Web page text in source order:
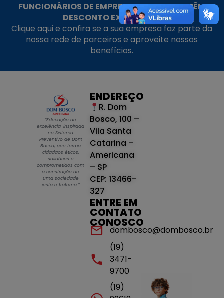
FUNCIONÁRIOS DE EMPRESAS PARCEIRAS TÊM
DESCONTO EXCLUSIVO!
Clique aqui e confira se a sua empresa faz parte da
nossa rede de parceiros e aproveite nossos
benefícios.
“Educação de
excelência, inspirada
no Sistema
Preventivo de Dom
Bosco, que forma
cidadãos éticos,
solidários e
comprometidos com
a construção de
uma sociedade
justa e fraterna.”
ENDEREÇO
R. Dom
Bosco, 100 –
Vila Santa
Catarina –
Americana
– SP
CEP: 13466-
327
ENTRE EM
CONTATO
CONOSCO
dombosco@dombosco.br
(19)
3471-
9700
(19)